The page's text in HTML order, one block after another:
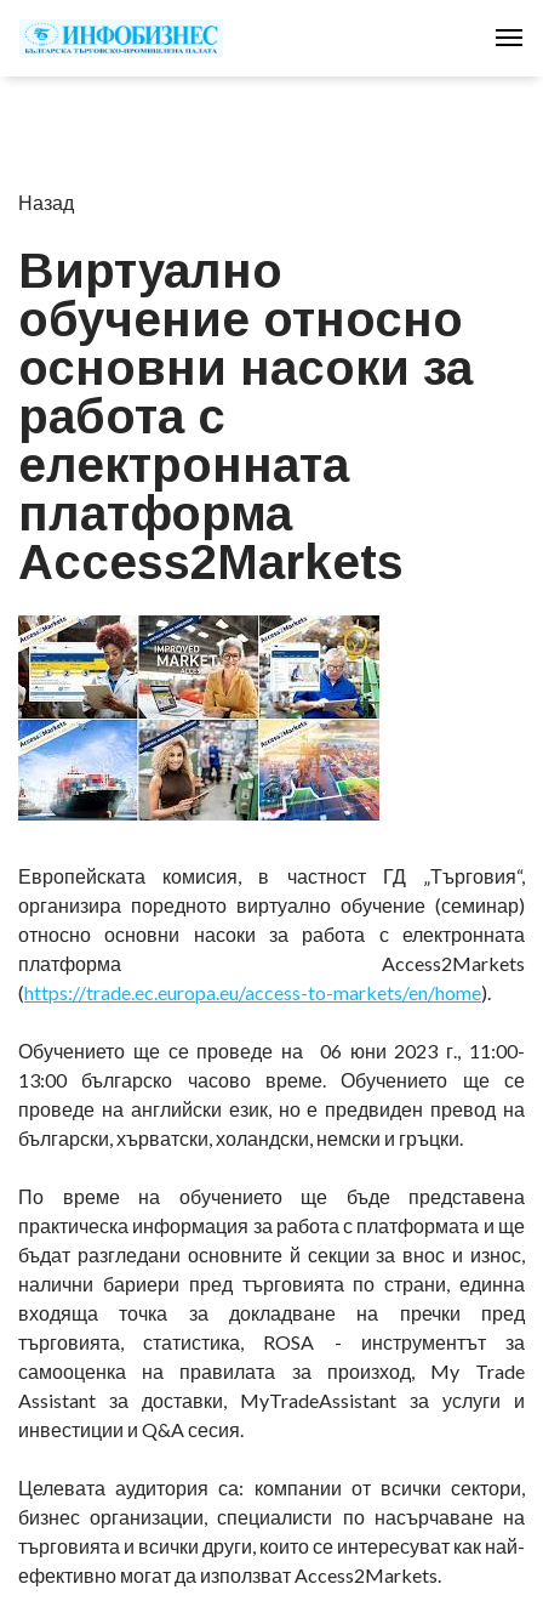
Назад
Виртуално
обучение относно
основни насоки за
работа с
електронната
платформа
Access2Markets
Европейската комисия, в частност ГД „Търговия“,
организира поредното виртуално обучение (семинар)
относно основни насоки за работа с електронната
платформа Access2Markets
(https://trade.ec.europa.eu/access-to-markets/en/home).
Обучението ще се проведе на 06 юни 2023 г., 11:00-
13:00 българско часово време. Обучението ще се
проведе на английски език, но е предвиден превод на
български, хърватски, холандски, немски и гръцки.
По време на обучението ще бъде представена
практическа информация за работа с платформата и ще
бъдат разгледани основните й секции за внос и износ,
налични бариери пред търговията по страни, единна
входяща точка за докладване на пречки пред
търговията, статистика, ROSA - инструментът за
самооценка на правилата за произход, My Trade
Assistant за доставки, MyTradeAssistant за услуги и
инвестиции и Q&A сесия.
Целевата аудитория са: компании от всички сектори,
бизнес организации, специалисти по насърчаване на
търговията и всички други, които се интересуват как най-
ефективно могат да използват Access2Markets.